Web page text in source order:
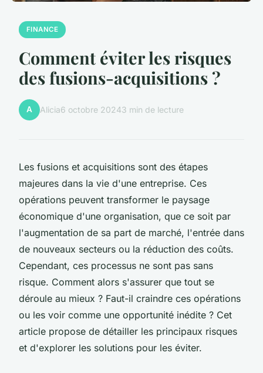
FINANCE
Comment éviter les risques
des fusions-acquisitions ?
A Alicia6 octobre 20243 min de lecture
Les fusions et acquisitions sont des étapes
majeures dans la vie d'une entreprise. Ces
opérations peuvent transformer le paysage
économique d'une organisation, que ce soit par
l'augmentation de sa part de marché, l'entrée dans
de nouveaux secteurs ou la réduction des coûts.
Cependant, ces processus ne sont pas sans
risque. Comment alors s'assurer que tout se
déroule au mieux ? Faut-il craindre ces opérations
ou les voir comme une opportunité inédite ? Cet
article propose de détailler les principaux risques
et d'explorer les solutions pour les éviter.